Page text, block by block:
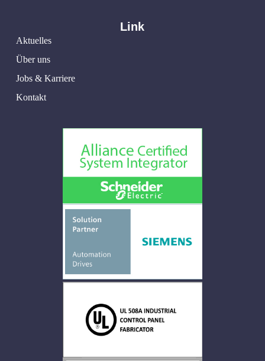
Link
Aktuelles
Über uns
Jobs & Karriere
Kontakt